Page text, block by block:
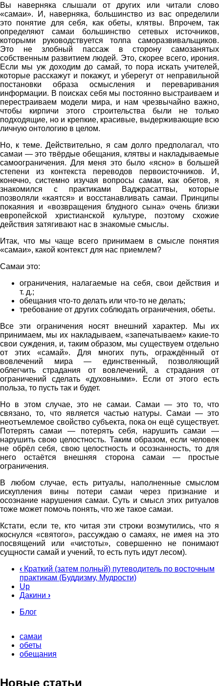
Вы наверняка слышали от других или читали слово
«самаи». И, наверняка, большинство из вас определили
это понятие для себя, как обеты, клятвы. Впрочем, так
определяют самаи большинство сетевых источников,
которыми руководствуется толпа саморазвивальщиков.
Это не злобный пассаж в сторону самозанятых
собственным развитием людей. Это, скорее всего, ирония.
Если мы уж доходим до самай, то пора искать учителей,
которые расскажут и покажут, и уберегут от неправильной
постановки образа осмысления и переваривания
информации. В поисках себя мы постоянно выстраиваем и
перестраиваем модели мира, и нам чрезвычайно важно,
чтобы кирпичи этого строительства были не только
подходящие, но и крепкие, красивые, выдерживающие всю
личную онтологию в целом.
Но, к теме. Действительно, я сам долго предполагал, что
самаи — это твёрдые обещания, клятвы и накладываемые
самоограничения. Для меня это было «ясно» в большей
степени из контекста переводов первоисточников. И,
конечно, системно изучая вопросы самаи, как обетов, я
знакомился с практиками Ваджрасаттвы, которые
позволяли «каятся» и восстанавливать самаи. Принципы
покаяния и «возвращения блудного сына» очень близки
европейской христианской культуре, поэтому схожие
действия затягивают нас в знакомые смыслы.
Итак, что мы чаще всего принимаем в смысле понятия
«самаи», какой контекст для нас приемлем?
Самаи это:
ограничения, налагаемые на себя, свои действия и
т. д.;
обещания что-то делать или что-то не делать;
требование от других соблюдать ограничения, обеты.
Все эти ограничения носят внешний характер. Мы их
принимаем, мы их накладываем, «запечатываем» какие-то
свои суждения, и, таким образом, мы существуем отдельно
от этих «самай». Для многих путь, ограждённый от
вовлечений мира — единственный, позволяющий
облегчить страдания от вовлечений, а страдания от
ограничений сделать «духовными». Если от этого есть
польза, то пусть так и будет.
Но в этом случае, это не самаи. Самаи — это то, что
связано, то, что является частью натуры. Самаи — это
неотъемлемое свойство субъекта, пока он ещё существует.
Потерять самаи — потерять себя, нарушить самаи —
нарушить свою целостность. Таким образом, если человек
не обрёл себя, свою целостность и осознанность, то для
него остаётся внешняя сторона самаи — простые
ограничения.
В любом случае, есть ритуалы, наполненные смыслом
искупления вины потери самаи через признание и
осознание нарушения самаи. Суть и смысл этих ритуалов
тоже может помочь понять, что же такое самаи.
Кстати, если те, кто читая эти строки возмутились, что я
коснулся «святого», рассуждаю о самаях, не имея на это
посвящений или «чистоты», совершенно не понимают
сущности самай и учений, то есть путь идут лесом).
Book
traversal
links
Самаи
‹ Краткий (затем полный) путеводитель по восточным
практикам (Буддизму, Мудрости)
Up
Дакини ›
Блог
самаи
обеты
обещания
Новые статьи